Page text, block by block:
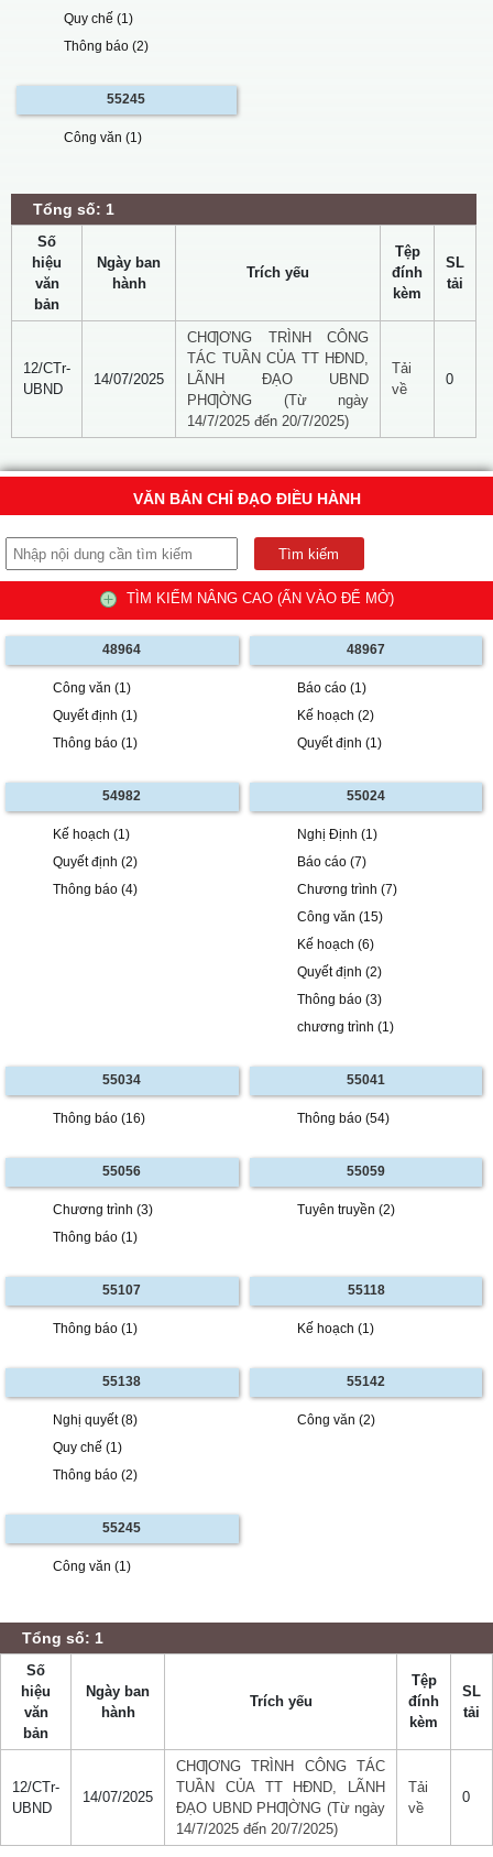
Quy chế (1)
Thông báo (2)
55245
Công văn (1)
Tổng số: 1
Số
hiệu
văn
bản
Ngày ban
hành
Trích yếu
Tệp
đính
kèm
SL
tải
12/CTr-
UBND
14/07/2025
CHƢƠNG TRÌNH CÔNG
TÁC TUẦN CỦA TT HĐND,
LÃNH ĐẠO UBND
PHƢỜNG (Từ ngày
14/7/2025 đến 20/7/2025)
Tải
về
0
VĂN BẢN CHỈ ĐẠO ĐIỀU HÀNH
TÌM KIẾM NÂNG CAO (ẤN VÀO ĐỂ MỞ)
48964
Công văn (1)
Quyết định (1)
Thông báo (1)
48967
Báo cáo (1)
Kế hoạch (2)
Quyết định (1)
54982
Kế hoạch (1)
Quyết định (2)
Thông báo (4)
55024
Nghị Định (1)
Báo cáo (7)
Chương trình (7)
Công văn (15)
Kế hoạch (6)
Quyết định (2)
Thông báo (3)
chương trình (1)
55034
Thông báo (16)
55041
Thông báo (54)
55056
Chương trình (3)
Thông báo (1)
55059
Tuyên truyền (2)
55107
Thông báo (1)
55118
Kế hoạch (1)
55138
Nghị quyết (8)
Quy chế (1)
Thông báo (2)
55142
Công văn (2)
55245
Công văn (1)
Tổng số: 1
Số
hiệu
văn
bản
Ngày ban
hành
Trích yếu
Tệp
đính
kèm
SL
tải
12/CTr-
UBND
14/07/2025
CHƢƠNG TRÌNH CÔNG TÁC
TUẦN CỦA TT HĐND, LÃNH
ĐẠO UBND PHƢỜNG (Từ ngày
14/7/2025 đến 20/7/2025)
Tải
về
0